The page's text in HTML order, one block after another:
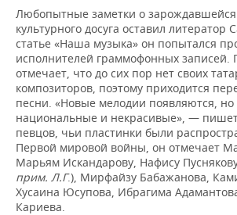
Любопытные заметки о
культурного досуга оставил литератор
статье «Наша музыка» он попытался
исполнителей граммофонных записей.
отмечает, что до сих пор нет своих
композиторов, поэтому приходится
песни. «Новые мелодии появляются,
национальные и некрасивые», —
певцов, чьи пластинки были
Первой мировой войны, он отмечает
Марьям Искандарову, Нафису
прим. Л.Г.), Мирфайзу Бабажанова,
Хусаина Юсупова, Ибрагима
Кариева.